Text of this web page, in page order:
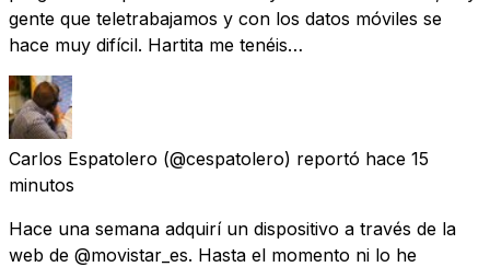
gente que teletrabajamos y con los datos móviles se
hace muy difícil. Hartita me tenéis…
Carlos Espatolero (@cespatolero) reportó hace 15
minutos
Hace una semana adquirí un dispositivo a través de la
web de @movistar_es. Hasta el momento ni lo he